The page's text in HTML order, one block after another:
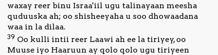
waxay reer binu Israa'iil ugu talinayaan meesha
quduuska ah; oo shisheeyaha u soo dhowaadana
waa in la dilaa.
39 Oo kulli intii reer Laawi ah ee la tiriyey, oo
Muuse iyo Haaruun ay qolo qolo ugu tiriyeen